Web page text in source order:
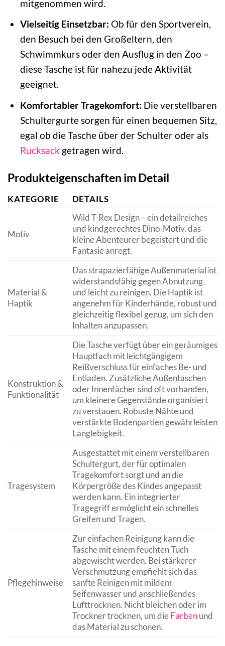
mitgenommen wird.
Vielseitig Einsetzbar: Ob für den Sportverein,
den Besuch bei den Großeltern, den
Schwimmkurs oder den Ausflug in den Zoo –
diese Tasche ist für nahezu jede Aktivität
geeignet.
Komfortabler Tragekomfort: Die verstellbaren
Schultergurte sorgen für einen bequemen Sitz,
egal ob die Tasche über der Schulter oder als
Rucksack getragen wird.
Produkteigenschaften im Detail
KATEGORIE DETAILS
Motiv
Wild T-Rex Design – ein detailreiches
und kindgerechtes Dino-Motiv, das
kleine Abenteurer begeistert und die
Fantasie anregt.
Material &
Haptik
Das strapazierfähige Außenmaterial ist
widerstandsfähig gegen Abnutzung
und leicht zu reinigen. Die Haptik ist
angenehm für Kinderhände, robust und
gleichzeitig flexibel genug, um sich den
Inhalten anzupassen.
Konstruktion &
Funktionalität
Die Tasche verfügt über ein geräumiges
Hauptfach mit leichtgängigem
Reißverschluss für einfaches Be- und
Entladen. Zusätzliche Außentaschen
oder Innenfächer sind oft vorhanden,
um kleinere Gegenstände organisiert
zu verstauen. Robuste Nähte und
verstärkte Bodenpartien gewährleisten
Langlebigkeit.
Tragesystem
Ausgestattet mit einem verstellbaren
Schultergurt, der für optimalen
Tragekomfort sorgt und an die
Körpergröße des Kindes angepasst
werden kann. Ein integrierter
Tragegriff ermöglicht ein schnelles
Greifen und Tragen.
Pflegehinweise
Zur einfachen Reinigung kann die
Tasche mit einem feuchten Tuch
abgewischt werden. Bei stärkerer
Verschmutzung empfiehlt sich das
sanfte Reinigen mit mildem
Seifenwasser und anschließendes
Lufttrocknen. Nicht bleichen oder im
Trockner trocknen, um dieFarbenund
das Material zu schonen.